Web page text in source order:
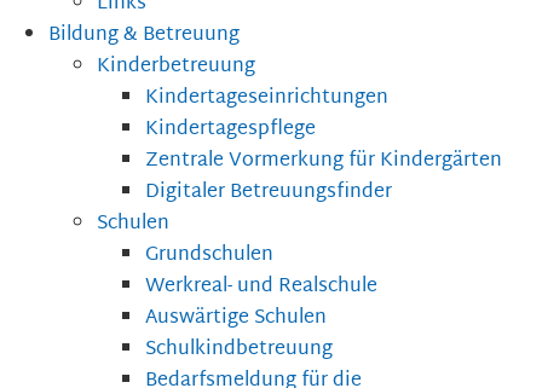
Bildung & Betreuung
Kinderbetreuung
Kindertageseinrichtungen
Kindertagespflege
Zentrale Vormerkung für Kindergärten
Digitaler Betreuungsfinder
Schulen
Grundschulen
Werkreal- und Realschule
Auswärtige Schulen
Schulkindbetreuung